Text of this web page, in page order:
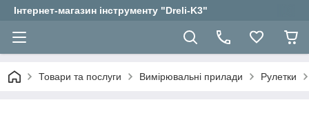
Інтернет-магазин інструменту "Dreli-K3"
Товари та послуги Вимірювальні прилади Рулетки